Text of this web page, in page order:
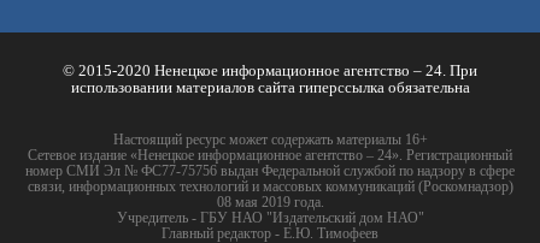
© 2015-2020 Ненецкое информационное агентство – 24. При
использовании материалов сайта гиперссылка обязательна
Настоящий ресурс может содержать материалы 16+
Сетевое издание «Ненецкое информационное агентство – 24». Регистрационный
номер СМИ Эл № ФС77-75756 выдан Федеральной службой по надзору в сфере
связи, информационных технологий и массовых коммуникаций (Роскомнадзор)
08 мая 2019 года.
Учредитель - ГБУ НАО "Издательский дом НАО"
Главный редактор - Е.Ю. Тимофеев